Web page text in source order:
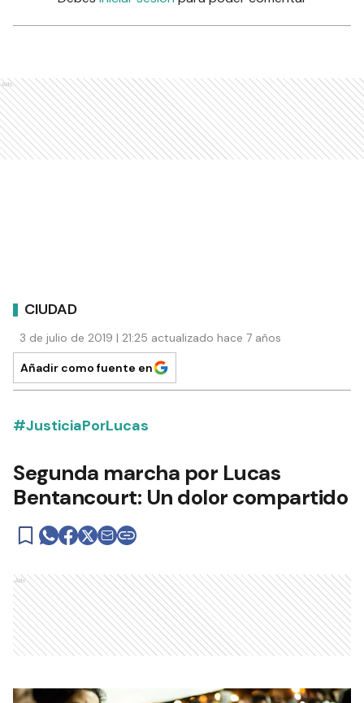
Ads
CIUDAD
3 de julio de 2019 | 21:25 actualizado hace 7 años
Añadir como fuente en
#JusticiaPorLucas
Segunda marcha por Lucas
Bentancourt: Un dolor compartido
Ads